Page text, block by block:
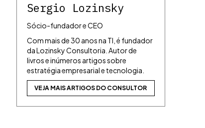
Sergio Lozinsky
Sócio-fundador e CEO
Com mais de 30 anos na TI, é fundador
da Lozinsky Consultoria. Autor de
livros e inúmeros artigos sobre
estratégia empresarial e tecnologia.
VEJA MAIS ARTIGOS DO CONSULTOR